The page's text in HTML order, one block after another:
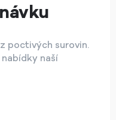
poctivých surovin.
naší